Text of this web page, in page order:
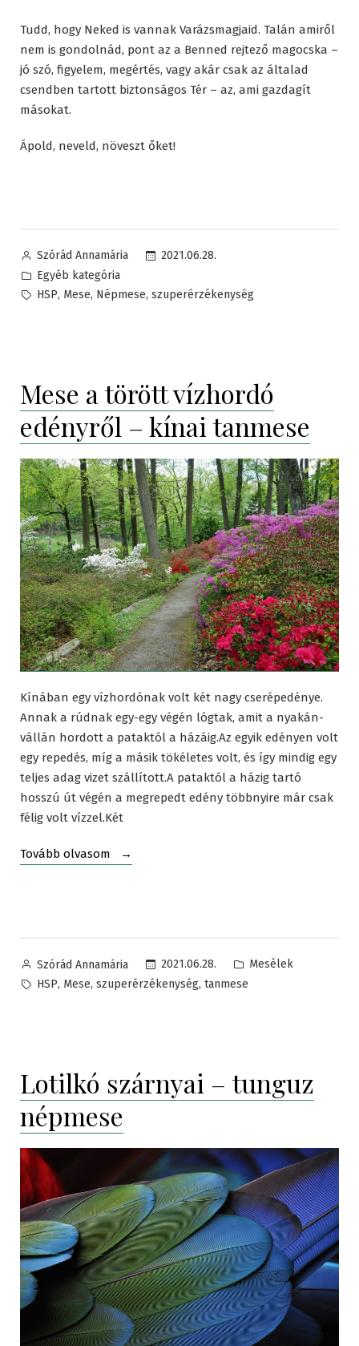
Tudd, hogy Neked is vannak Varázsmagjaid. Talán amiről
nem is gondolnád, pont az a Benned rejtező magocska –
jó szó, figyelem, megértés, vagy akár csak az általad
csendben tartott biztonságos Tér – az, ami gazdagít
másokat.
Ápold, neveld, növeszt őket!
Posted
by
Szórád Annamária
2021.06.28.
Posted
in
Egyéb kategória
Tags:
HSP, Mese, Népmese, szuperérzékenység
Mese a törött vízhordó
edényről – kínai tanmese
Kínában egy vízhordónak volt két nagy cserépedénye.
Annak a rúdnak egy-egy végén lógtak, amit a nyakán-
vállán hordott a pataktól a házáig.Az egyik edényen volt
egy repedés, míg a másik tökéletes volt, és így mindig egy
teljes adag vizet szállított.A pataktól a házig tartó
hosszú út végén a megrepedt edény többnyire már csak
félig volt vízzel.Két
Tovább olvasom
„Mese
kínai
tanmese”
Posted
by
Szórád Annamária 2021.06.28.
Posted
Mesélek
Tags:
HSP, Mese, szuperérzékenység, tanmese
Lotilkó szárnyai – tunguz
népmese